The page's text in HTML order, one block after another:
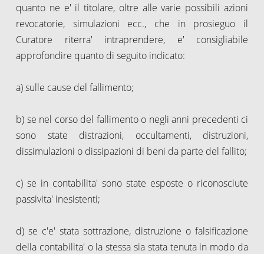
quanto ne e' il titolare, oltre alle varie possibili azioni
revocatorie, simulazioni ecc., che in prosieguo il
Curatore riterra' intraprendere, e' consigliabile
approfondire quanto di seguito indicato:
a) sulle cause del fallimento;
b) se nel corso del fallimento o negli anni precedenti ci
sono state distrazioni, occultamenti, distruzioni,
dissimulazioni o dissipazioni di beni da parte del fallito;
c) se in contabilita' sono state esposte o riconosciute
passivita' inesistenti;
d) se c'e' stata sottrazione, distruzione o falsificazione
della contabilita' o la stessa sia stata tenuta in modo da